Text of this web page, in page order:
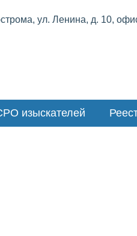
ул. Ленина, д. 10,
изыскателей